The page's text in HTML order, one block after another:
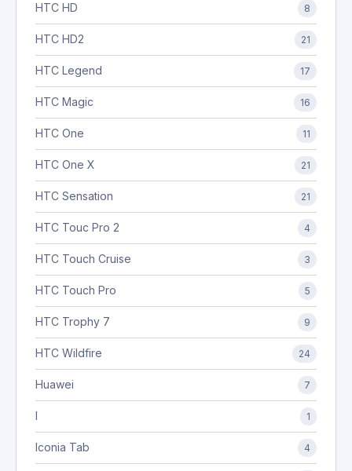
HTC HD 8
HTC HD2 21
HTC Legend 17
HTC Magic 16
HTC One 11
HTC One X 21
HTC Sensation 21
HTC Touc Pro 2 4
HTC Touch Cruise 3
HTC Touch Pro 5
HTC Trophy 7 9
HTC Wildfire 24
Huawei 7
I 1
Iconia Tab 4